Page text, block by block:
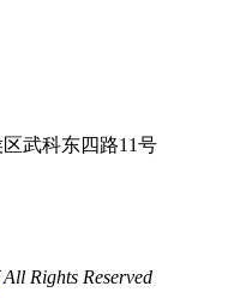
武科东四路11号
Rights Reserved